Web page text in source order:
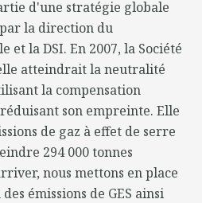
d'une stratégie globale
la direction du
et la DSI. En 2007, la Société
atteindrait la neutralité
la compensation
son empreinte. Elle
de gaz à effet de serre
294 000 tonnes
nous mettons en place
émissions de GES ainsi